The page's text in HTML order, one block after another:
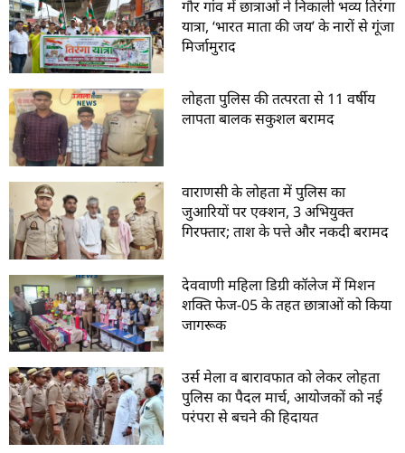
गौर गांव में छात्राओं ने निकाली भव्य तिरंगा
यात्रा, ‘भारत माता की जय’ के नारों से गूंजा
मिर्जामुराद
लोहता पुलिस की तत्परता से 11 वर्षीय
लापता बालक सकुशल बरामद
वाराणसी के लोहता में पुलिस का
जुआरियों पर एक्शन, 3 अभियुक्त
गिरफ्तार; ताश के पत्ते और नकदी बरामद
देववाणी महिला डिग्री कॉलेज में मिशन
शक्ति फेज-05 के तहत छात्राओं को किया
जागरूक
उर्स मेला व बारावफात को लेकर लोहता
पुलिस का पैदल मार्च, आयोजकों को नई
परंपरा से बचने की हिदायत